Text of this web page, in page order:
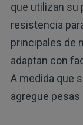
que utilizan su
resistencia
principales de
adaptan con
A medida que
agregue